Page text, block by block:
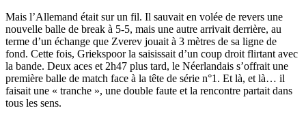
Mais l’Allemand était sur un fil. Il sauvait en volée de revers une
nouvelle balle de break à 5-5, mais une autre arrivait derrière, au
terme d’un échange que Zverev jouait à 3 mètres de sa ligne de
fond. Cette fois, Griekspoor la saisissait d’un coup droit flirtant avec
la bande. Deux aces et 2h47 plus tard, le Néerlandais s’offrait une
première balle de match face à la tête de série n°1. Et là, et là… il
faisait une « tranche », une double faute et la rencontre partait dans
tous les sens.